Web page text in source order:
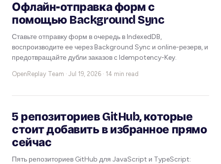
Офлайн-отправка форм с
помощью Background Sync
Ставьте отправку форм в очередь в IndexedDB,
воспроизводите ее через Background Sync и online-резерв, и
предотвращайте дубли заказов с Idempotency-Key.
OpenReplay Team · Jul 19, 2026 · 14 min read
5 репозиториев GitHub, которые
стоит добавить в избранное прямо
сейчас
Пять репозиториев GitHub для JavaScript и TypeScript: